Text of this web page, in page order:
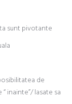
sunt pivotante
de
inainte”/ lasate sa